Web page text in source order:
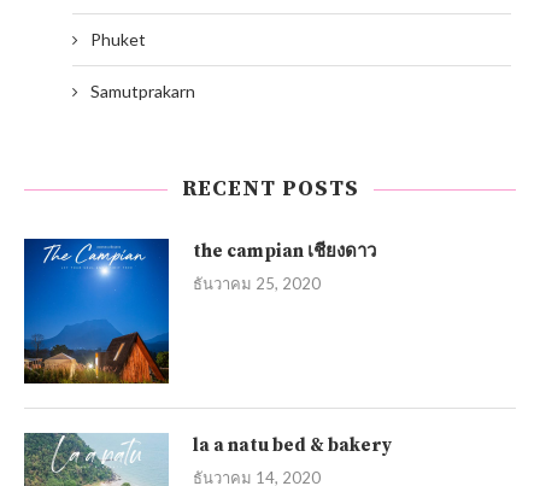
Phuket
Samutprakarn
RECENT POSTS
the campian เชียงดาว
ธันวาคม 25, 2020
la a natu bed & bakery
ธันวาคม 14, 2020